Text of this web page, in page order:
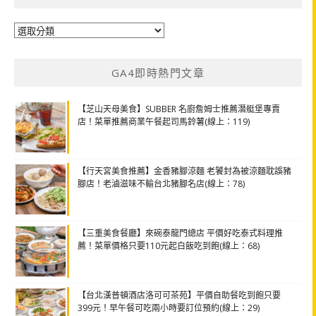
分
GA4即時熱門文章
【芝山天母美食】SUBBER 名廚詹姆士推薦潛艇堡專賣
店！菜單推薦商業午餐起司馬鈴薯(線上：119)
【行天宮美食推薦】金香豬腳涼麵 老饕封為被涼麵耽誤豬
腳店！老滷滋味不輸台北豬腳名店(線上：78)
【三重美食餐廳】來碗泰龍門總店 平價好吃泰式料理推
薦！菜單價格只要110元起白飯吃到飽(線上：68)
【台北漢普頓酒店洛可可茶苑】平價自助餐吃到飽只要
399元！早午餐可吃兩小時要訂位預約(線上：29)